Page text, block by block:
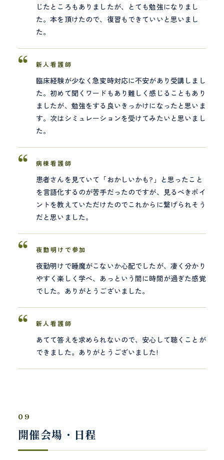
じたところもありましたが、とても勉強になりまし
た。本を頂けたので、復習もできていいと思いまし
た。
新人看護師
臨床経験が少なく急変時対応に不安があり受講しまし
た。初めて聞くワードもあり難しく感じることもあり
ましたが、勉強をする良いきっかけになったと思いま
す。次はシミュレーションを受けてみたいと思いまし
た。
病棟看護師
患者さんを見ていて「おかしいかも?」と思ったこと
を言語化するのが苦手だったのですが、見るべきポイ
ントを教えていただけたのでこれからに繋げられそう
だと思いました。
夜勤明けで参加
夜勤明けで睡魔がこないか心配でしたが、凄く分かり
やすく楽しく学べ、あっという間に時間が過ぎた感覚
でした。ありがとうございました。
新人看護師
あてて答えを求められないので、安心して聴くことが
できました。ありがとうございました!
09
開催会場・日程